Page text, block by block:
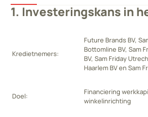
1. Investeringskans in
Kredietnemers:
Future Brands BV,
Bottomline BV, Sam
BV, Sam Friday
Haarlem BV en Sam
Doel:
Financiering
winkelinrichting